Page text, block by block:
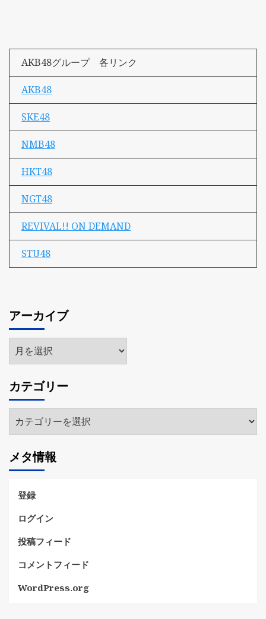
AKB48グループ 各リンク
AKB48
SKE48
NMB48
HKT48
NGT48
REVIVAL!! ON DEMAND
STU48
アーカイブ
ア
ー
イ
ブ
カテゴリー
テ
リ
ー
メタ情報
登録
ログイン
投稿フィード
コメントフィード
WordPress.org